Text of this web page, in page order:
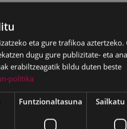
Lege-oharra Cookien
eta gure trafikoa aztertzeko.
dugu gure publizitate- eta
erabiltzeagatik bildu duten beste
politika
Funtzionaltasuna Sailkatu